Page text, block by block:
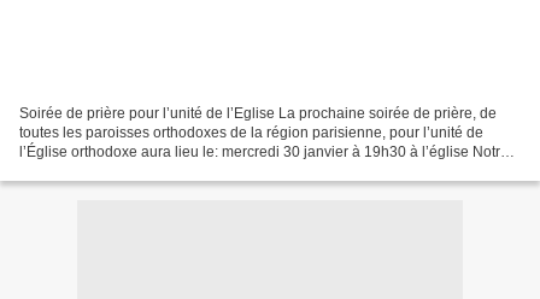
Soirée de prière pour l’unité de l’Eglise La prochaine soirée de prière, de
toutes les paroisses orthodoxes de la région parisienne, pour l’unité de
l’Église orthodoxe aura lieu le: mercredi 30 janvier à 19h30 à l’église Notre-